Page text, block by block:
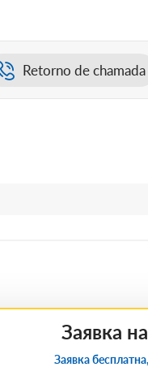
Retorno de chamada
Заявка
Заявка